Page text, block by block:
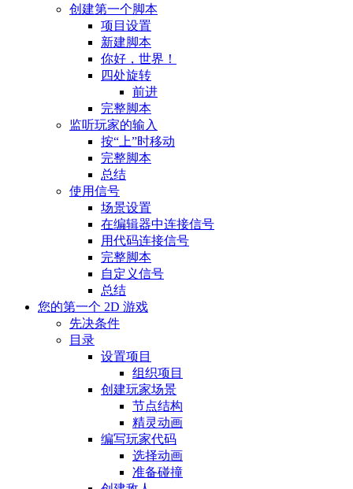
创建第一个脚本
项目设置
新建脚本
你好，世界！
四处旋转
前进
完整脚本
监听玩家的输入
按“上”时移动
完整脚本
总结
使用信号
场景设置
在编辑器中连接信号
用代码连接信号
完整脚本
自定义信号
总结
您的第一个 2D 游戏
先决条件
目录
设置项目
组织项目
创建玩家场景
节点结构
精灵动画
编写玩家代码
选择动画
准备碰撞